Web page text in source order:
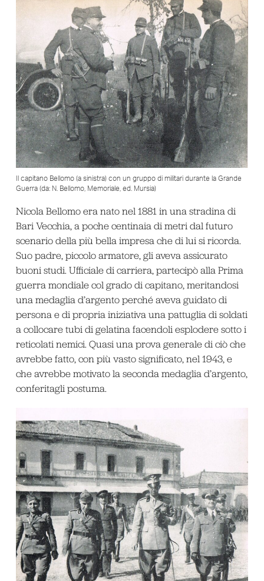
Il capitano Bellomo (a sinistra) con un gruppo di militari durante la Grande
Guerra (da: N. Bellomo, Memoriale, ed. Mursia)
Nicola Bellomo era nato nel 1881 in una stradina di
Bari Vecchia, a poche centinaia di metri dal futuro
scenario della più bella impresa che di lui si ricorda.
Suo padre, piccolo armatore, gli aveva assicurato
buoni studi. Ufficiale di carriera, partecipò alla Prima
guerra mondiale col grado di capitano, meritandosi
una medaglia d’argento perché aveva guidato di
persona e di propria iniziativa una pattuglia di soldati
a collocare tubi di gelatina facendoli esplodere sotto i
reticolati nemici. Quasi una prova generale di ciò che
avrebbe fatto, con più vasto significato, nel 1943, e
che avrebbe motivato la seconda medaglia d’argento,
conferitagli postuma.